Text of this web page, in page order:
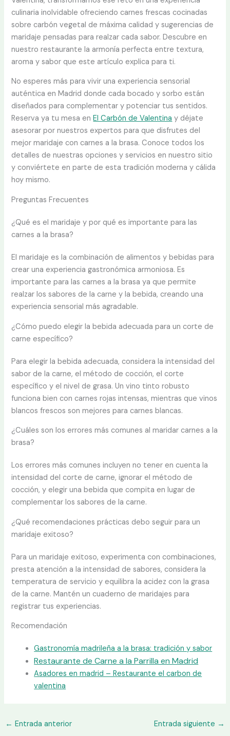
culinaria inolvidable ofreciendo carnes frescas cocinadas
sobre carbón vegetal de máxima calidad y sugerencias de
maridaje pensadas para realzar cada sabor. Descubre en
nuestro restaurante la armonía perfecta entre textura,
aroma y sabor que este artículo explica para ti.
No esperes más para vivir una experiencia sensorial
auténtica en Madrid donde cada bocado y sorbo están
diseñados para complementar y potenciar tus sentidos.
Reserva ya tu mesa enEl Carbón de Valentina y déjate
asesorar por nuestros expertos para que disfrutes del
mejor maridaje con carnes a la brasa. Conoce todos los
detalles de nuestras opciones y servicios en nuestro sitio
y conviértete en parte de esta tradición moderna y cálida
hoy mismo.
Preguntas Frecuentes
¿Qué es el maridaje y por qué es importante para las
carnes a la brasa?
El maridaje es la combinación de alimentos y bebidas para
crear una experiencia gastronómica armoniosa. Es
importante para las carnes a la brasa ya que permite
realzar los sabores de la carne y la bebida, creando una
experiencia sensorial más agradable.
¿Cómo puedo elegir la bebida adecuada para un corte de
carne específico?
Para elegir la bebida adecuada, considera la intensidad del
sabor de la carne, el método de cocción, el corte
específico y el nivel de grasa. Un vino tinto robusto
funciona bien con carnes rojas intensas, mientras que vinos
blancos frescos son mejores para carnes blancas.
¿Cuáles son los errores más comunes al maridar carnes a la
brasa?
Los errores más comunes incluyen no tener en cuenta la
intensidad del corte de carne, ignorar el método de
cocción, y elegir una bebida que compita en lugar de
complementar los sabores de la carne.
¿Qué recomendaciones prácticas debo seguir para un
maridaje exitoso?
Para un maridaje exitoso, experimenta con combinaciones,
presta atención a la intensidad de sabores, considera la
temperatura de servicio y equilibra la acidez con la grasa
de la carne. Mantén un cuaderno de maridajes para
registrar tus experiencias.
Recomendación
Gastronomía madrileña a la brasa: tradición y sabor
Restaurante de Carne a la Parrilla en Madrid
Asadores en madrid – Restaurante el carbon de
valentina
← Entrada anterior Entrada siguiente →